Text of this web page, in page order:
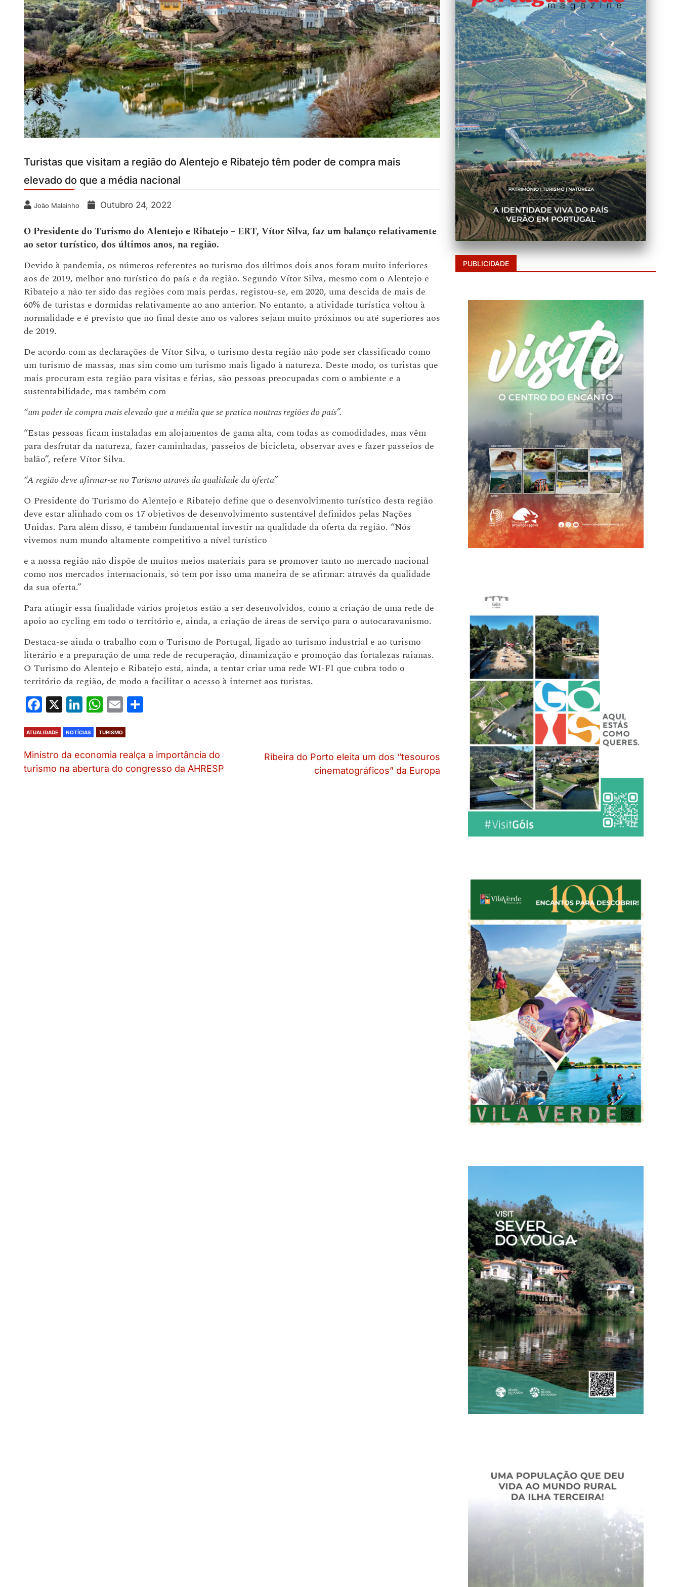
Turistas que visitam a região do Alentejo e Ribatejo têm poder de compra mais
elevado do que a média nacional
João Malainho Outubro 24, 2022
O Presidente do Turismo do Alentejo e Ribatejo – ERT, Vítor Silva, faz um balanço relativamente
ao setor turístico, dos últimos anos, na região.
Devido à pandemia, os números referentes ao turismo dos últimos dois anos foram muito inferiores
aos de 2019, melhor ano turístico do país e da região. Segundo Vítor Silva, mesmo com o Alentejo e
Ribatejo a não ter sido das regiões com mais perdas, registou-se, em 2020, uma descida de mais de
60% de turistas e dormidas relativamente ao ano anterior. No entanto, a atividade turística voltou à
normalidade e é previsto que no final deste ano os valores sejam muito próximos ou até superiores aos
de 2019.
De acordo com as declarações de Vítor Silva, o turismo desta região não pode ser classificado como
um turismo de massas, mas sim como um turismo mais ligado à natureza. Deste modo, os turistas que
mais procuram esta região para visitas e férias, são pessoas preocupadas com o ambiente e a
sustentabilidade, mas também com
“um poder de compra mais elevado que a média que se pratica noutras regiões do país”.
“Estas pessoas ficam instaladas em alojamentos de gama alta, com todas as comodidades, mas vêm
para desfrutar da natureza, fazer caminhadas, passeios de bicicleta, observar aves e fazer passeios de
balão”, refere Vítor Silva.
“A região deve afirmar-se no Turismo através da qualidade da oferta”
O Presidente do Turismo do Alentejo e Ribatejo define que o desenvolvimento turístico desta região
deve estar alinhado com os 17 objetivos de desenvolvimento sustentável definidos pelas Nações
Unidas. Para além disso, é também fundamental investir na qualidade da oferta da região. “Nós
vivemos num mundo altamente competitivo a nível turístico
e a nossa região não dispõe de muitos meios materiais para se promover tanto no mercado nacional
como nos mercados internacionais, só tem por isso uma maneira de se afirmar: através da qualidade
da sua oferta.”
Para atingir essa finalidade vários projetos estão a ser desenvolvidos, como a criação de uma rede de
apoio ao cycling em todo o território e, ainda, a criação de áreas de serviço para o autocaravanismo.
Destaca-se ainda o trabalho com o Turismo de Portugal, ligado ao turismo industrial e ao turismo
literário e a preparação de uma rede de recuperação, dinamização e promoção das fortalezas raianas.
O Turismo do Alentejo e Ribatejo está, ainda, a tentar criar uma rede WI-FI que cubra todo o
território da região, de modo a facilitar o acesso à internet aos turistas.
Facebook
X LinkedIn
WhatsApp
Email
ATUALIDADE NOTÍCIAS TURISMO
Ministro da economia realça a importância do
turismo na abertura do congresso da AHRESP
Ribeira do Porto eleita um dos “tesouros
cinematográficos” da Europa
PUBLICIDADE